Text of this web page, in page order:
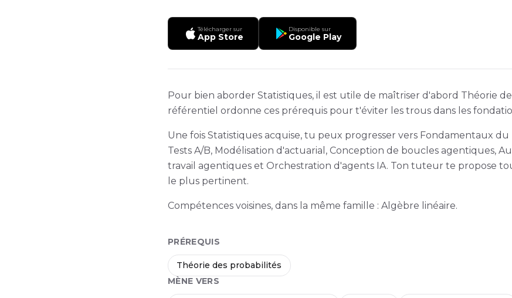
Télécharger sur
App Store
Disponible sur
Google Play
Pour bien aborder Statistiques, il est utile de maîtriser d'abord Théorie
référentiel ordonne ces prérequis pour t'éviter les trous dans les
Une fois Statistiques acquise, tu peux progresser vers Fondamentaux
Tests A/B, Modélisation d'actuarial, Conception de boucles agentiques,
travail agentiques et Orchestration d'agents IA. Ton tuteur te propose
le plus pertinent.
Compétences voisines, dans la même famille : Algèbre linéaire.
PRÉREQUIS
Théorie des probabilités
MÈNE VERS